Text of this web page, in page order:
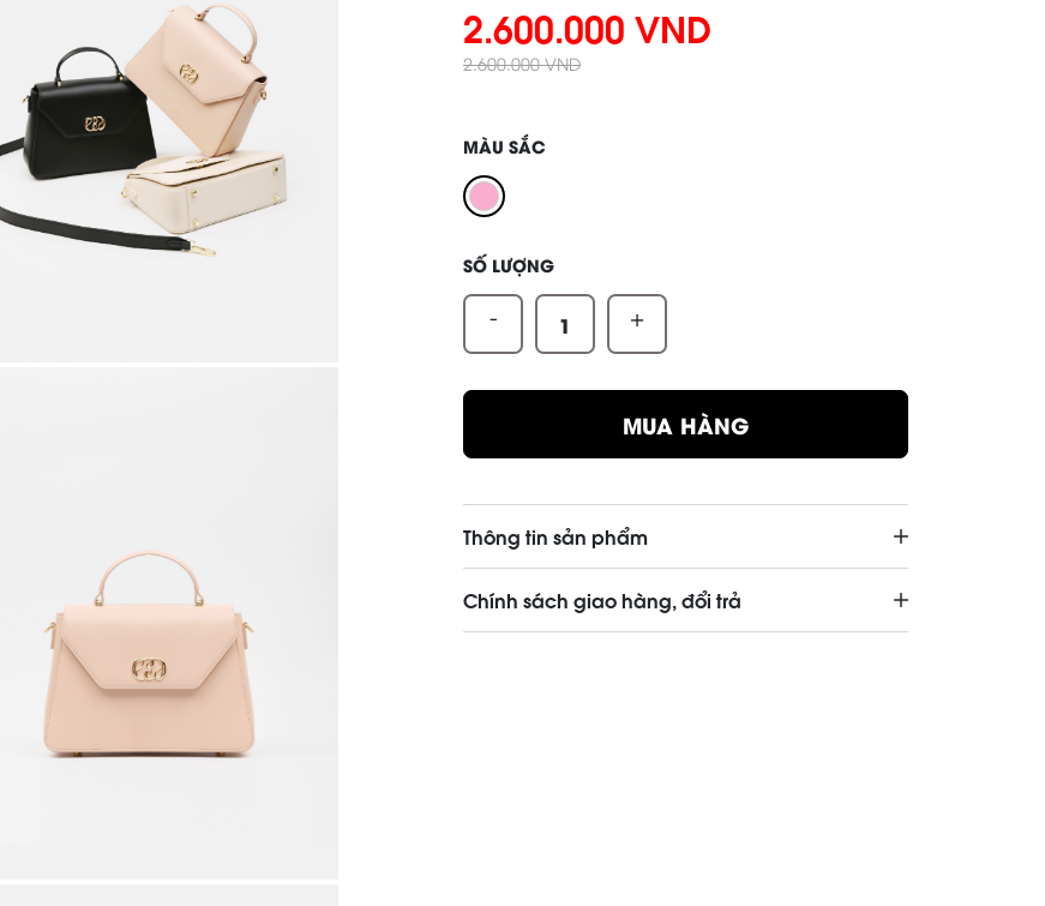
2.600.000 VND
2.600.000 VND
MÀU SẮC
SỐ LƯỢNG
- +
MUA HÀNG
Thông tin sản phẩm
Chính sách giao hàng, đổi trả